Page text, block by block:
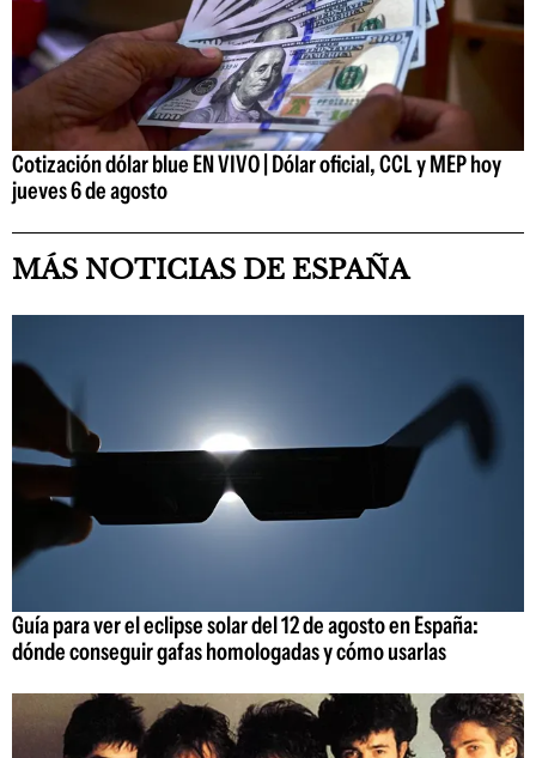
Cotización dólar blue EN VIVO | Dólar oficial, CCL y MEP hoy
jueves 6 de agosto
MÁS NOTICIAS DE ESPAÑA
Guía para ver el eclipse solar del 12 de agosto en España:
dónde conseguir gafas homologadas y cómo usarlas